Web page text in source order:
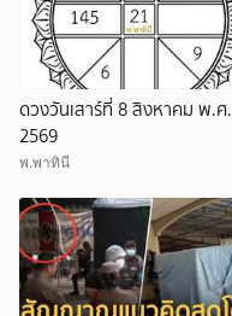
ดวงวันเสาร์ที่ 8 สิงหาคม พ.ศ.
2569
พ.พาทินี